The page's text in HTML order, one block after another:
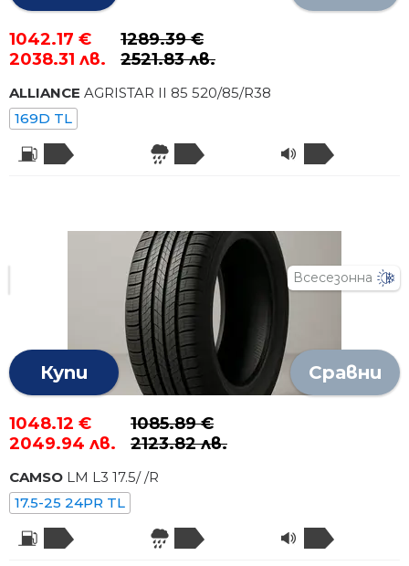
1042.17 €
2038.31 лв.
1289.39 €
2521.83 лв.
ALLIANCE AGRISTAR II 85 520/85/R38
169D TL
Всесезонна
Купи Сравни
1048.12 €
2049.94 лв.
1085.89 €
2123.82 лв.
CAMSO LM L3 17.5/ /R
17.5-25 24PR TL